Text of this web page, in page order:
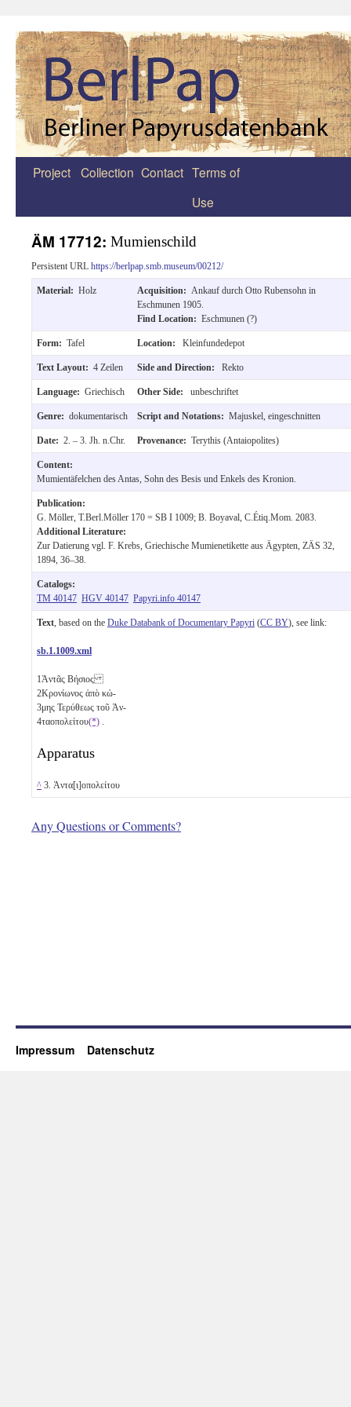
Zum
springen
Project Collection Contact Terms of
Use
ÄM 17712: Mumienschild
Persistent URL https://berlpap.smb.museum/00212/
Material: Holz Acquisition: Ankauf durch Otto Rubensohn in
Eschmunen 1905.
Find Location: Eschmunen (?)
Form: Tafel Location: Kleinfundedepot
Text Layout: 4 Zeilen Side and Direction: Rekto
Language: Griechisch Other Side: unbeschriftet
Genre: dokumentarisch Script and Notations: Majuskel, eingeschnitten
Date: 2. – 3. Jh. n.Chr. Provenance: Terythis (Antaiopolites)
Content:
Mumientäfelchen des Antas, Sohn des Besis und Enkels des Kronion.
Publication:
G. Möller, T.Berl.Möller 170 = SB I 1009; B. Boyaval, C.Étiq.Mom. 2083.
Additional Literature:
Zur Datierung vgl. F. Krebs, Griechische Mumienetikette aus Ägypten, ZÄS 32,
1894, 36–38.
Catalogs:
TM 40147 HGV 40147 Papyri.info 40147
Text , based on the Duke Databank of Documentary Papyri (CC BY), see link:
sb.1.1009.xml
1 Ἀντᾶς Βήσιος
2Κρονίωνος ἀπὸ κώ-
3μης Τερύθεως τοῦ Ἀν-
4ταοπολείτου(*)
Apparatus
^ 3. Ἀντα[ι]οπολείτου
Any Questions or Comments?
Impressum Datenschutz